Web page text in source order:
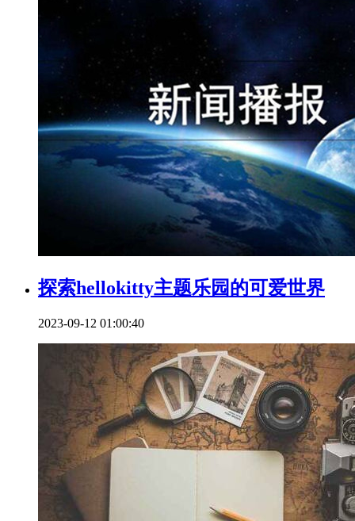
探索hellokitty主题乐园的可爱世界
2023-09-12 01:00:40